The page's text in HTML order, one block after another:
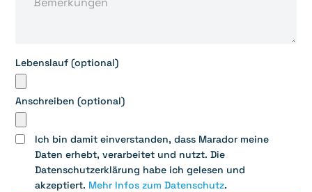
Lebenslauf (optional)
Anschreiben (optional)
Ich bin damit einverstanden, dass Marador meine
Daten erhebt, verarbeitet und nutzt. Die
Datenschutzerklärung habe ich gelesen und
akzeptiert. Mehr Infos zum Datenschutz.